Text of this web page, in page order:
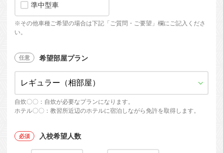
準中型車
※その他車種ご希望の場合は下記「ご質問・ご要望」欄にご記入くださ
い。
希望部屋プラン
自炊〇〇：自炊が必要なプランになります。
ホテル〇〇：教習所近辺のホテルに宿泊しながら免許を取得します。
入校希望人数